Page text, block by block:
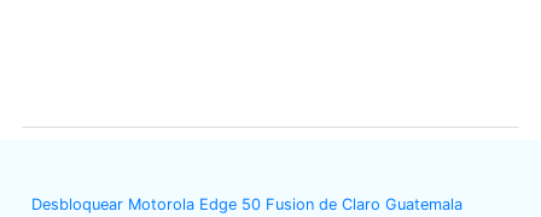
Desbloquear Motorola Edge 50 Fusion de Claro Guatemala